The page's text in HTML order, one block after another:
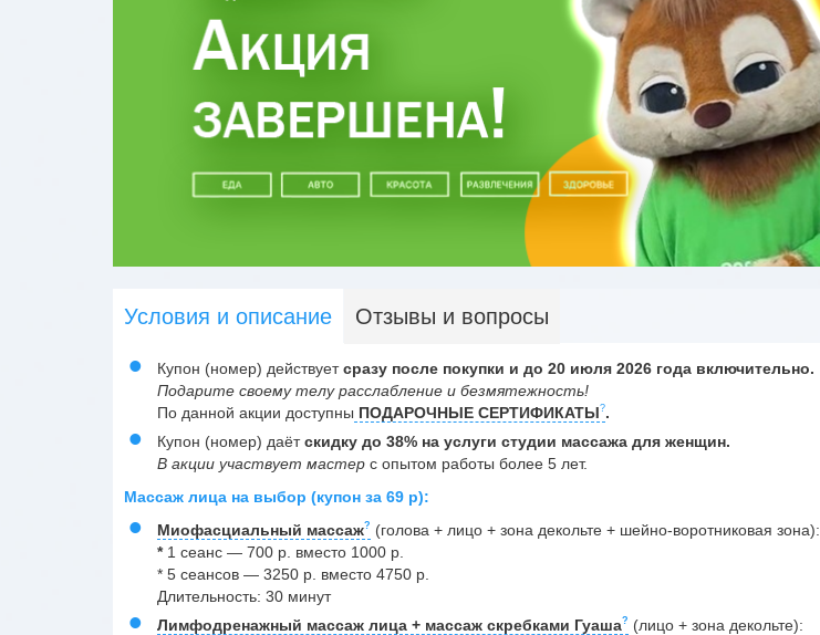
Условия и описание Отзывы и вопросы
Купон (номер) действуетсразу после покупки и до 20 июля 2026 года включительно.
Подарите своему телу расслабление и безмятежность!
По данной акции доступны ПОДАРОЧНЫЕ СЕРТИФИКАТЫ .
Купон (номер) даётскидку до 38% на услуги студии массажа для женщин.
В акции участвует мастер с опытом работы более 5 лет.
Массаж лица на выбор (купон за 69 р):
Миoфаcциальный массаж
(голова + лицо + зона декольте + шейно-воротниковая зона):
* 1 сеанс — 700 р. вместо 1000 р.
* 5 сеансов — 3250 р. вместо 4750 р.
Длительность: 30 минут
Лимфодренажный массаж лица + массаж скребками Гуаша
(лицо + зона декольте):